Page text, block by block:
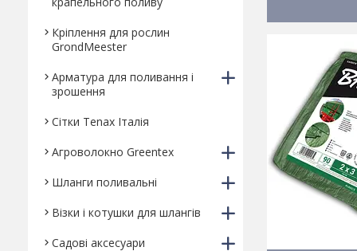
Кріплення для рослин
GrondMeester
Арматура для поливання і
зрошення
Сітки Tenax Італія
Агроволокно Greentex
Шланги поливальні
Візки і котушки для шлангів
Садові аксесуари